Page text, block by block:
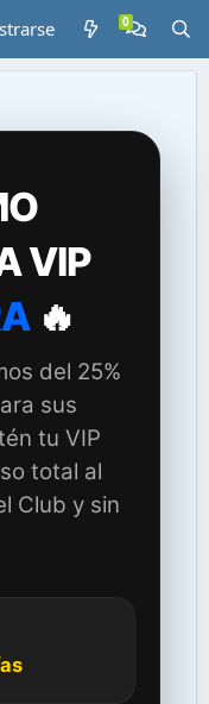
VIP
🔥
del 25%
sus
tu VIP
total al
Club y sin